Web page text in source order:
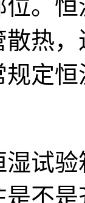
。
热
定
验
不